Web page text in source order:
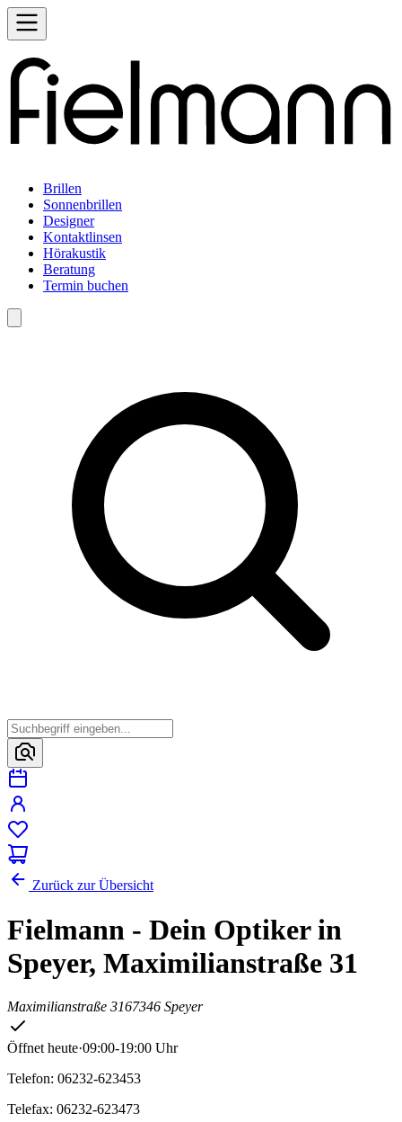
Brillen
Sonnenbrillen
Designer
Kontaktlinsen
Hörakustik
Beratung
Termin buchen
Zurück zur Übersicht
Fielmann - Dein Optiker in
Speyer, Maximilianstraße 31
Maximilianstraße 3167346 Speyer
Öffnet heute·09:00-19:00 Uhr
Telefon: 06232-623453
Telefax: 06232-623473